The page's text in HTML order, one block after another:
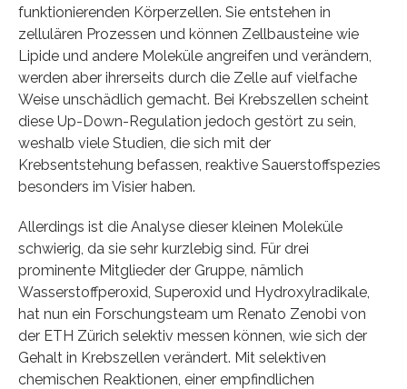
funktionierenden Körperzellen. Sie entstehen in
zellulären Prozessen und können Zellbausteine wie
Lipide und andere Moleküle angreifen und verändern,
werden aber ihrerseits durch die Zelle auf vielfache
Weise unschädlich gemacht. Bei Krebszellen scheint
diese Up-Down-Regulation jedoch gestört zu sein,
weshalb viele Studien, die sich mit der
Krebsentstehung befassen, reaktive Sauerstoffspezies
besonders im Visier haben.
Allerdings ist die Analyse dieser kleinen Moleküle
schwierig, da sie sehr kurzlebig sind. Für drei
prominente Mitglieder der Gruppe, nämlich
Wasserstoffperoxid, Superoxid und Hydroxylradikale,
hat nun ein Forschungsteam um Renato Zenobi von
der ETH Zürich selektiv messen können, wie sich der
Gehalt in Krebszellen verändert. Mit selektiven
chemischen Reaktionen, einer empfindlichen